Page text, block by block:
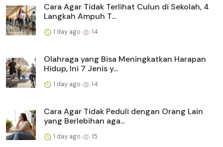
Cara Agar Tidak Terlihat Culun di Sekolah, 4
Langkah Ampuh T...
1 day ago 14
Olahraga yang Bisa Meningkatkan Harapan
Hidup, Ini 7 Jenis y...
1 day ago 14
Cara Agar Tidak Peduli dengan Orang Lain
yang Berlebihan aga...
1 day ago 15